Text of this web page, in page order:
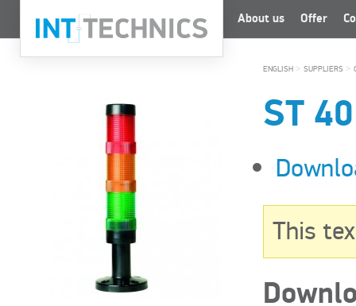
About us Offer
ENGLISH > SUPPLIERS >
ST 40
This